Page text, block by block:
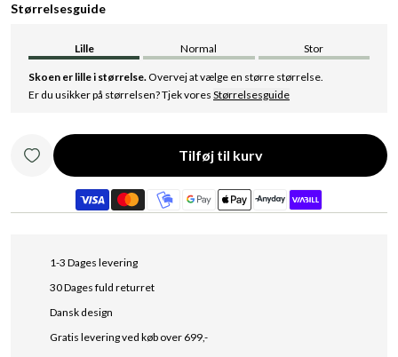
Størrelsesguide
Lille Normal Stor
Skoen er lille i størrelse.Overvej at vælge en større størrelse.
Er du usikker på størrelsen? Tjek vores Størrelsesguide
Tilføj til kurv
1-3 Dages levering
30 Dages fuld returret
Dansk design
Gratis levering ved køb over 699,-